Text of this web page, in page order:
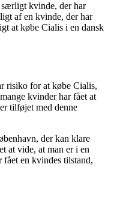
særligt kvinde, der har
af en kvinde, der har
at købe Cialis i en dansk
risiko for at købe Cialis,
kvinder har fået at
tilføjet med denne
der kan klare
at vide, at man er i en
fået en kvindes tilstand,